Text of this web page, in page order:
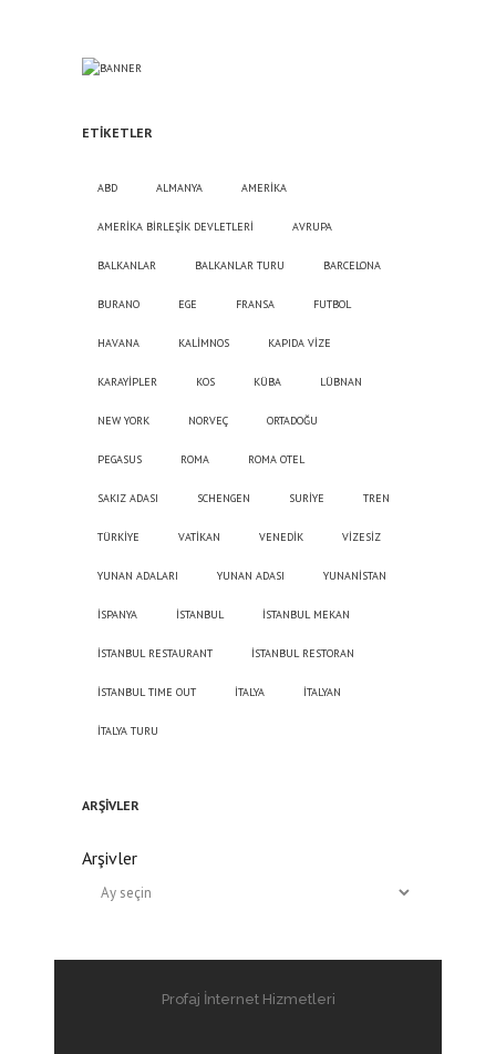
ETIKETLER
ABD ALMANYA AMERİKA
AMERİKA BİRLEŞİK DEVLETLERİ AVRUPA
BALKANLAR BALKANLAR TURU BARCELONA
BURANO EGE FRANSA FUTBOL
HAVANA KALİMNOS KAPIDA VİZE
KARAYİPLER KOS KÜBA LÜBNAN
NEW YORK NORVEÇ ORTADOĞU
PEGASUS ROMA ROMA OTEL
SAKIZ ADASI SCHENGEN SURİYE TREN
TÜRKİYE VATİKAN VENEDİK VİZESİZ
YUNAN ADALARI YUNAN ADASI YUNANİSTAN
İSPANYA İSTANBUL İSTANBUL MEKAN
İSTANBUL RESTAURANT İSTANBUL RESTORAN
İSTANBUL TIME OUT İTALYA İTALYAN
İTALYA TURU
ARŞIVLER
Arşivler
Profaj İnternet Hizmetleri